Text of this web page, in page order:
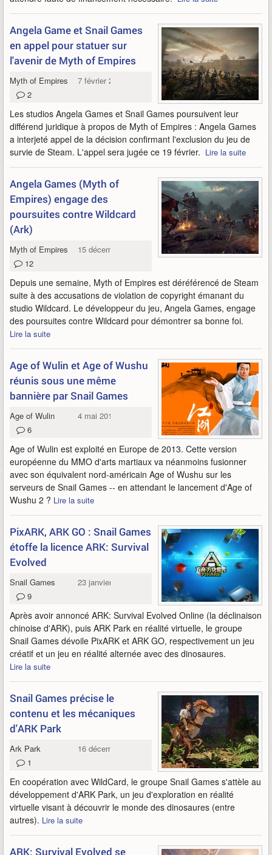
Angela Game et Snail Games
en appel pour statuer sur
l'avenir de Myth of Empires
Myth of Empires
7 février 2022
2
Les studios Angela Games et Snail Games poursuivent leur
différend juridique à propos de Myth of Empires : Angela Games
a interjeté appel de la décision confirmant l'exclusion du jeu de
survie de Steam. L'appel sera jugée ce 19 février. Lire la suite
Angela Games (Myth of
Empires) engage des
poursuites contre Wildcard
(Ark)
Myth of Empires
15 décembre 2021
12
Depuis une semaine, Myth of Empires est déréférencé de Steam
suite à des accusations de violation de copyright émanant du
studio Wildcard. Le développeur du jeu, Angela Games, engage
des poursuites contre Wildcard pour démontrer sa bonne foi.
Lire la suite
Age of Wulin et Age of Wushu
réunis sous une même
bannière par Snail Games
Age of Wulin
4 mai 2017
6
Age of Wulin est exploité en Europe de 2013. Cette version
européenne du MMO d'arts martiaux va néanmoins fusionner
avec son équivalent nord-américain Age of Wushu sur les
serveurs de Snail Games -- en attendant le lancement d'Age of
Wushu 2 ? Lire la suite
PixARK, ARK GO : Snail Games
étoffe la licence ARK: Survival
Evolved
Snail Games
23 janvier 2017
9
Après avoir annoncé ARK: Survival Evolved Online (la déclinaison
chinoise d'ARK), puis ARK Park en réalité virtuelle, le groupe
Snail Games dévoile PixARK et ARK GO, respectivement un jeu
créatif et un jeu en réalité alternée avec des dinosaures.
Lire la suite
Snail Games précise le
contenu et les mécaniques
d'ARK Park
Ark Park
16 décembre 2016
1
En coopération avec WildCard, le groupe Snail Games s'attèle au
développement d'ARK Park, un jeu d'exploration en réalité
virtuelle visant à découvrir le monde des dinosaures (entre
autres). Lire la suite
ARK: Survival Evolved se